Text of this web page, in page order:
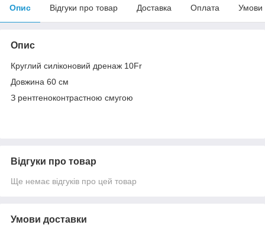
Опис Відгуки про товар Доставка Оплата Умови
Опис
Круглий силіконовий дренаж 10Fr
Довжина 60 см
З рентгеноконтрастною смугою
Відгуки про товар
Ще немає відгуків про цей товар
Умови доставки